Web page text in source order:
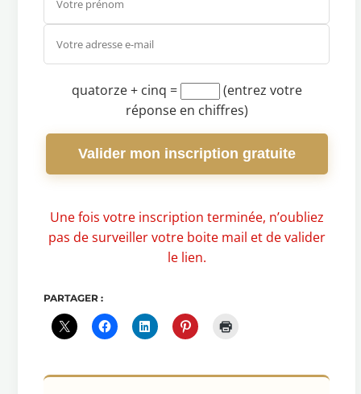
quatorze + cinq =
(entrez votre
réponse en chiffres)
Valider mon inscription gratuite
Une fois votre inscription terminée, n’oubliez
pas de surveiller votre boite mail et de valider
le lien.
PARTAGER :